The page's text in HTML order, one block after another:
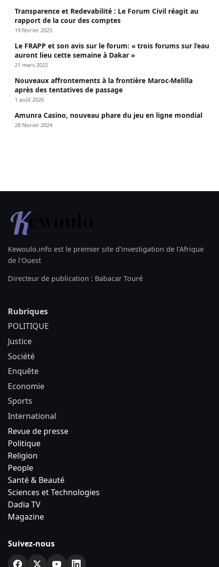
Transparence et Redevabilité : Le Forum Civil réagit au
rapport de la cour des comptes
19 février 2025
Le FRAPP et son avis sur le forum: « trois forums sur l’eau
auront lieu cette semaine à Dakar »
21 mars 2022
Nouveaux affrontements à la frontière Maroc-Melilla
après des tentatives de passage
1 août 2026
Amunra Casino, nouveau phare du jeu en ligne mondial
28 février 2024
Kewoulo.info est le premier site d'investigation de l'Afrique
de l'Ouest
Directeur de publication : Babacar Touré
Rubriques
POLITIQUE
Justice
Société
Enquête
Economie
Sports
International
Revue de presse
Politique
Religion
People
Santé & Beauté
Sciences et Technologies
Dadia TV
Magazine
Suivez-nous